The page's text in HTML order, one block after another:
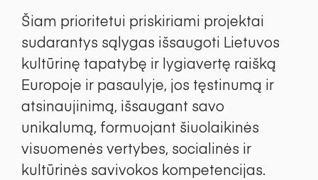
Šiam prioritetui priskiriami projektai
sudarantys sąlygas išsaugoti Lietuvos
kultūrinę tapatybę ir lygiavertę raišką
Europoje ir pasaulyje, jos tęstinumą ir
atsinaujinimą, išsaugant savo
unikalumą, formuojant šiuolaikinės
visuomenės vertybes, socialinės ir
kultūrinės savivokos kompetencijas.